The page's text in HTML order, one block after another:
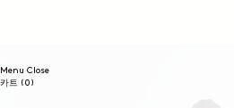
Menu Close
카트 (0)